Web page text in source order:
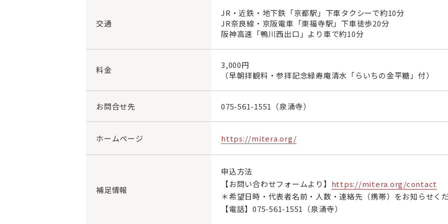
交通
JR・近鉄・地下鉄「京都駅」下車タクシーで約10分
JR奈良線・京阪電車「東福寺駅」下車徒歩20分
阪神高速「鴨川西出口」より車で約10分
料金
3,000円
（早朝拝観料・参拝記念緑寿庵清水「らいちの金平糖」付）
お問合せ先 075-561-1551 （泉涌寺）
ホームページ https://mitera.org/
補足情報
申込方法
【お問い合わせフォームより】 https://mitera.org/contact
＊希望日時・代表者名前・人数・連絡先（携帯）をお知らせく
【電話】075-561-1551（泉涌寺）